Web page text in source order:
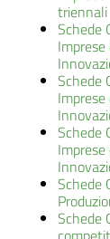
triennali
Schede
Schede
Schede
Schede
Schede